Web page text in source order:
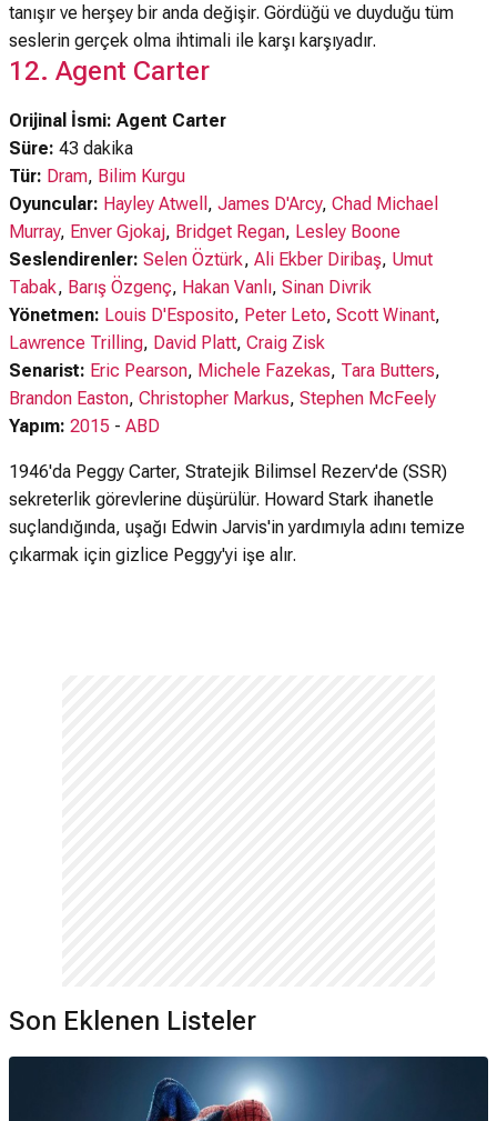
tanışır ve herşey bir anda değişir. Gördüğü ve duyduğu tüm
seslerin gerçek olma ihtimali ile karşı karşıyadır.
12. Agent Carter
Orijinal İsmi: Agent Carter
Süre: 43 dakika
Tür: Dram, Bilim Kurgu
Oyuncular: Hayley Atwell , James D'Arcy, Chad Michael
Murray, Enver Gjokaj, Bridget Regan, Lesley Boone
Seslendirenler: Selen Öztürk, Ali Ekber Diribaş, Umut
Tabak, Barış Özgenç, Hakan Vanlı, Sinan Divrik
Yönetmen: Louis D'Esposito, Peter Leto, Scott Winant,
Lawrence Trilling, David Platt, Craig Zisk
Senarist: Eric Pearson, Michele Fazekas, Tara Butters,
Brandon Easton, Christopher Markus, Stephen McFeely
Yapım: 2015 - ABD
1946'da Peggy Carter, Stratejik Bilimsel Rezerv'de (SSR)
sekreterlik görevlerine düşürülür. Howard Stark ihanetle
suçlandığında, uşağı Edwin Jarvis'in yardımıyla adını temize
çıkarmak için gizlice Peggy'yi işe alır.
Son Eklenen Listeler